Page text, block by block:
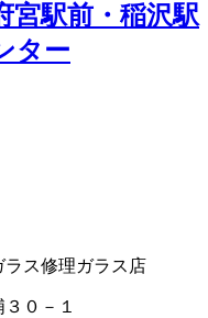
宮駅前・稲沢駅
ター
ラス修理ガラス店
０－１